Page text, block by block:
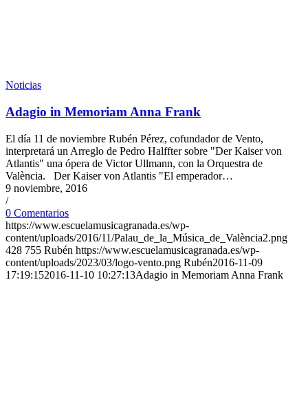
Noticias
Adagio in Memoriam Anna Frank
El día 11 de noviembre Rubén Pérez, cofundador de Vento,
interpretará un Arreglo de Pedro Halffter sobre "Der Kaiser von
Atlantis" una ópera de Victor Ullmann, con la Orquestra de
València. Der Kaiser von Atlantis "El emperador…
9 noviembre, 2016
/
0 Comentarios
https://www.escuelamusicagranada.es/wp-
content/uploads/2016/11/Palau_de_la_Música_de_València2.png
428 755 Rubén https://www.escuelamusicagranada.es/wp-
content/uploads/2023/03/logo-vento.png Rubén2016-11-09
17:19:152016-11-10 10:27:13Adagio in Memoriam Anna Frank